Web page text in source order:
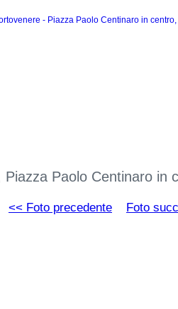
Paolo Centinaro in
<< Foto precedente Foto